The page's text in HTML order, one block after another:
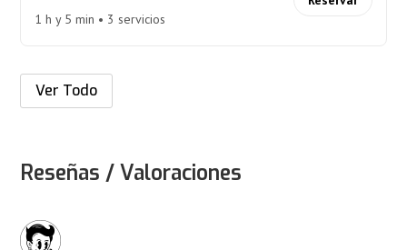
1 h y 5 min • 3 servicios
Ver Todo
Reseñas / Valoraciones